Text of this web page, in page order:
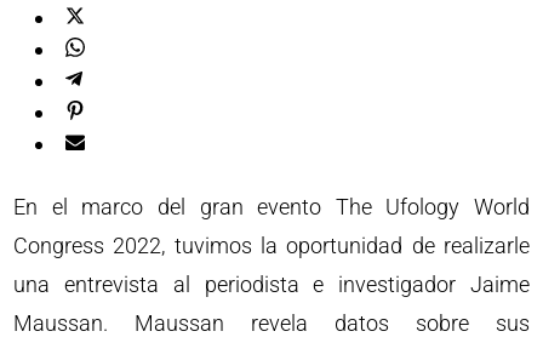
En el marco del gran evento The Ufology World
Congress 2022, tuvimos la oportunidad de realizarle
una entrevista al periodista e investigador Jaime
Maussan. Maussan revela datos sobre sus